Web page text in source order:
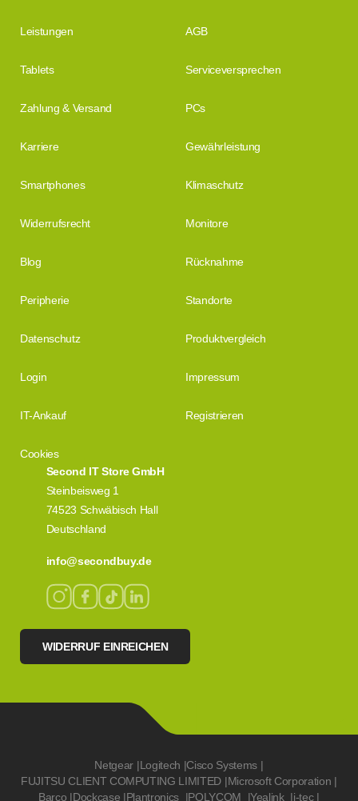
Second IT Store GmbH
Steinbeisweg 1
74523 Schwäbisch Hall
Deutschland
info@secondbuy.de
WIDERRUF EINREICHEN
Leistungen AGB
Tablets Serviceversprechen
Zahlung & Versand PCs
Karriere Gewährleistung
Smartphones Klimaschutz
Widerrufsrecht Monitore
Blog Rücknahme
Peripherie Standorte
Datenschutz Produktvergleich
Login Impressum
IT-Ankauf Registrieren
Cookies
Netgear |Logitech |Cisco Systems |
FUJITSU CLIENT COMPUTING LIMITED |Microsoft Corporation |
Barco |Dockcase |Plantronics |POLYCOM |Yealink |i-tec |